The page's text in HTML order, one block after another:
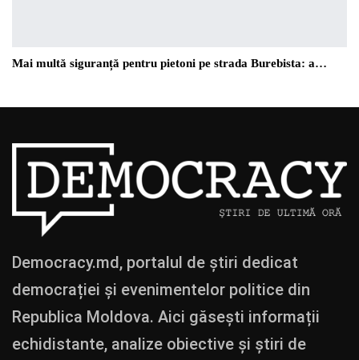
Mai multă siguranță pentru pietoni pe strada Burebista: a…
Democracy.md, portalul de știri dedicat
democrației și evenimentelor politice din
Republica Moldova. Aici găsești informații
echidistante, analize obiective și știri de